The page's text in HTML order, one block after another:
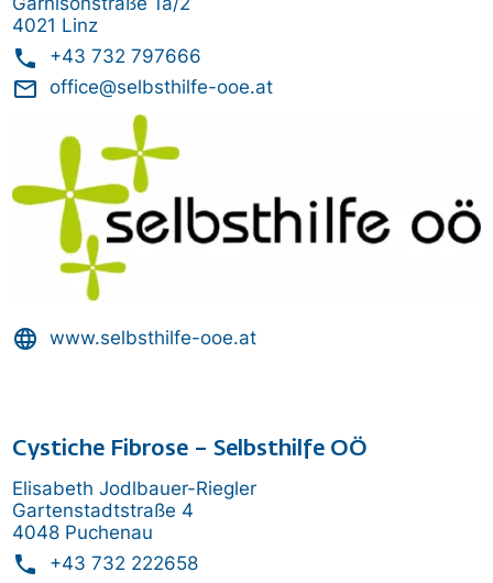
4021 Linz
phone +43 732 797666
mail_outline
office@selbsthilfe-ooe.at
language www.selbsthilfe-ooe.at
Cystiche Fibrose – Selbsthilfe OÖ
Elisabeth Jodlbauer-Riegler
Gartenstadtstraße 4
4048 Puchenau
phone +43 732 222658